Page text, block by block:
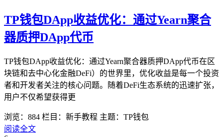
TP钱包DApp收益优化：通过Yearn聚合
器质押DApp代币
TP钱包DApp收益优化：通过Yearn聚合器质押DApp代币在区
块链和去中心化金融DeFi）的世界里，优化收益是每一个投资
者和开发者关注的核心问题。随着DeFi生态系统的迅速扩张，
用户不仅希望获得更
浏览：884 栏目：新手教程 主题：TP钱包
阅读全文